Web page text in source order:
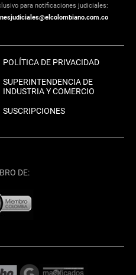
para notificaciones judiciales:
POLÍTICA DE PRIVACIDAD
SUPERINTENDENCIA DE
INDUSTRIA Y COMERCIO
SUSCRIPCIONES
DE: